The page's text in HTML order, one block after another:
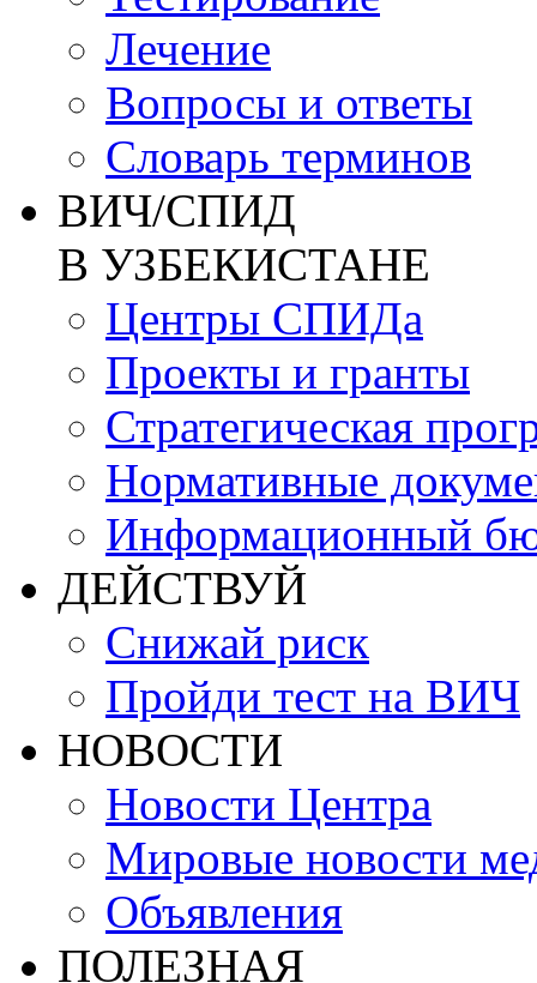
Лечение
Вопросы и ответы
Словарь терминов
ВИЧ/СПИД
В УЗБЕКИСТАНЕ
Центры СПИДа
Проекты и гранты
Стратегическая
Нормативные
Информационный
ДЕЙСТВУЙ
Снижай риск
Пройди тест на ВИЧ
НОВОСТИ
Новости Центра
Мировые новости
Объявления
ПОЛЕЗНАЯ